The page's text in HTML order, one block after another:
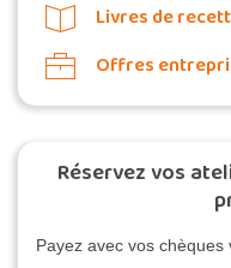
Livres de
Offres
Réservez vos
Payez avec vos